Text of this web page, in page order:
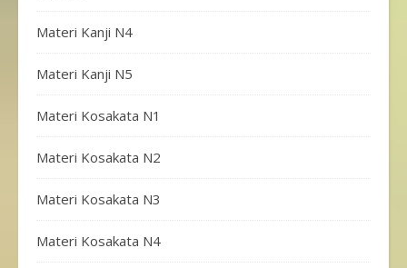
Materi Kanji N4
Materi Kanji N5
Materi Kosakata N1
Materi Kosakata N2
Materi Kosakata N3
Materi Kosakata N4